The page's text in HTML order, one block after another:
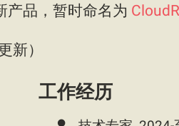
产品，暂时命名为
新）
工作经历